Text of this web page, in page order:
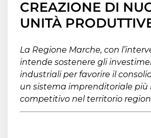
CREAZIONE DI
UNITÀ
La Regione Marche, con
intende sostenere gli
industriali per favorire il
un sistema imprenditoriale più
competitivo nel territorio